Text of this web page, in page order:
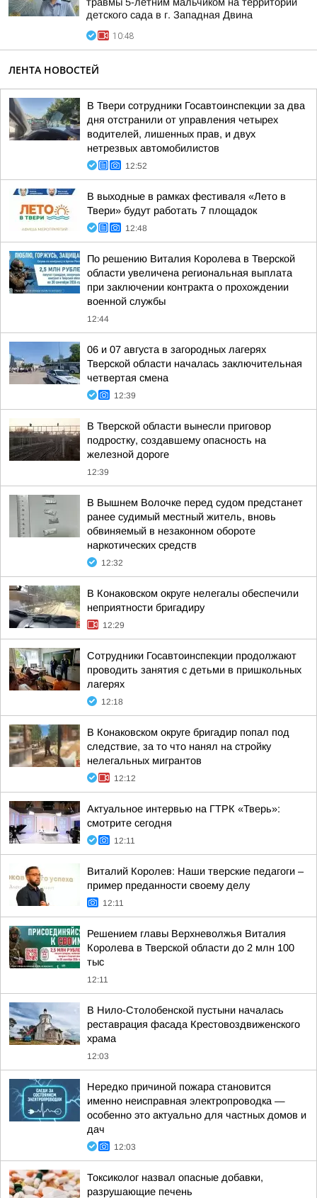
детского сада в г. Западная Двина
10:48
ЛЕНТА НОВОСТЕЙ
В Твери сотрудники Госавтоинспекции за два
дня отстранили от управления четырех
водителей, лишенных прав, и двух
нетрезвых автомобилистов
12:52
В выходные в рамках фестиваля «Лето в
Твери» будут работать 7 площадок
12:48
По решению Виталия Королева в Тверской
области увеличена региональная выплата
при заключении контракта о прохождении
военной службы
12:44
06 и 07 августа в загородных лагерях
Тверской области началась заключительная
четвертая смена
12:39
В Тверской области вынесли приговор
подростку, создавшему опасность на
железной дороге
12:39
В Вышнем Волочке перед судом предстанет
ранее судимый местный житель, вновь
обвиняемый в незаконном обороте
наркотических средств
12:32
В Конаковском округе нелегалы обеспечили
неприятности бригадиру
12:29
Сотрудники Госавтоинспекции продолжают
проводить занятия с детьми в пришкольных
лагерях
12:18
В Конаковском округе бригадир попал под
следствие, за то что нанял на стройку
нелегальных мигрантов
12:12
Актуальное интервью на ГТРК «Тверь»:
смотрите сегодня
12:11
Виталий Королев: Наши тверские педагоги –
пример преданности своему делу
12:11
Решением главы Верхневолжья Виталия
Королева в Тверской области до 2 млн 100
тыс
12:11
В Нило-Столобенской пустыни началась
реставрация фасада Крестовоздвиженского
храма
12:03
Нередко причиной пожара становится
именно неисправная электропроводка —
особенно это актуально для частных домов и
дач
12:03
Токсиколог назвал опасные добавки,
разрушающие печень